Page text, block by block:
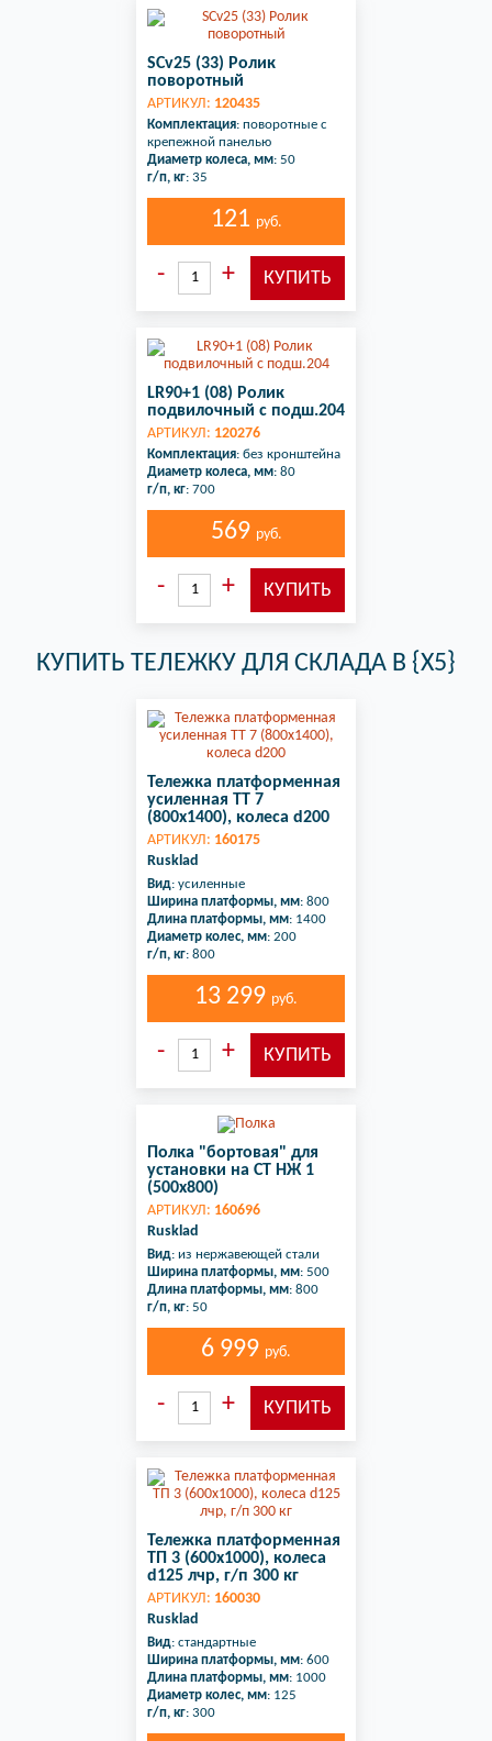
SCv25 (33) Ролик
поворотный
АРТИКУЛ: 120435
Комплектация: поворотные с
крепежной панелью
Диаметр колеса, мм: 50
г/п, кг: 35
121 руб.
LR90+1 (08) Ролик
подвилочный с подш.204
АРТИКУЛ: 120276
Комплектация: без кронштейна
Диаметр колеса, мм: 80
г/п, кг: 700
569 руб.
КУПИТЬ ТЕЛЕЖКУ ДЛЯ СКЛАДА В {X5}
Тележка платформенная
усиленная ТТ 7
(800х1400), колеса d200
АРТИКУЛ: 160175
Rusklad
Вид: усиленные
Ширина платформы, мм: 800
Длина платформы, мм: 1400
Диаметр колес, мм: 200
г/п, кг: 800
13 299 руб.
Полка "бортовая" для
установки на СТ НЖ 1
(500х800)
АРТИКУЛ: 160696
Rusklad
Вид: из нержавеющей стали
Ширина платформы, мм: 500
Длина платформы, мм: 800
г/п, кг: 50
6 999 руб.
Тележка платформенная
ТП 3 (600х1000), колеса
d125 лчр, г/п 300 кг
АРТИКУЛ: 160030
Rusklad
Вид: стандартные
Ширина платформы, мм: 600
Длина платформы, мм: 1000
Диаметр колес, мм: 125
г/п, кг: 300